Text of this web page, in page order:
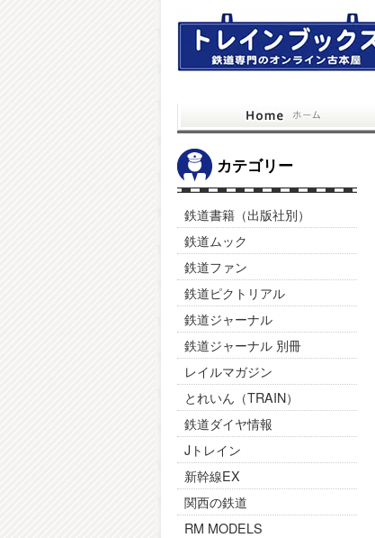
カテゴリー
鉄道書籍（出版社別）
鉄道ムック
鉄道ファン
鉄道ピクトリアル
鉄道ジャーナル
鉄道ジャーナル 別冊
レイルマガジン
とれいん（TRAIN）
鉄道ダイヤ情報
Jトレイン
新幹線EX
関西の鉄道
RM MODELS